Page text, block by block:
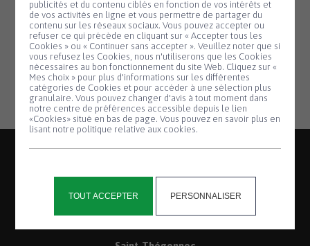
Panneau de gestion des cookies
publicités et du contenu ciblés en fonction de vos intérêts et
de vos activités en ligne et vous permettre de partager du
contenu sur les réseaux sociaux. Vous pouvez accepter ou
refuser ce qui précède en cliquant sur « Accepter tous les
Cookies » ou « Continuer sans accepter ». Veuillez noter que si
vous refusez les Cookies, nous n'utiliserons que les Cookies
nécessaires au bon fonctionnement du site Web. Cliquez sur «
Mes choix » pour plus d'informations sur les différentes
catégories de Cookies et pour accéder à une sélection plus
granulaire. Vous pouvez changer d'avis à tout moment dans
notre centre de préférences accessible depuis le lien
«Cookies» situé en bas de page. Vous pouvez en savoir plus en
lisant notre politique relative aux cookies.
TOUT ACCEPTER PERSONNALISER
Mardi 20 août de 9h à 12h: aux lieux-dits
Kozhkêrig, Kergrenn, Lezpoudoù, Kreac’h
Morvan, Penn ar Wern, Leinbahu, Broustoù.